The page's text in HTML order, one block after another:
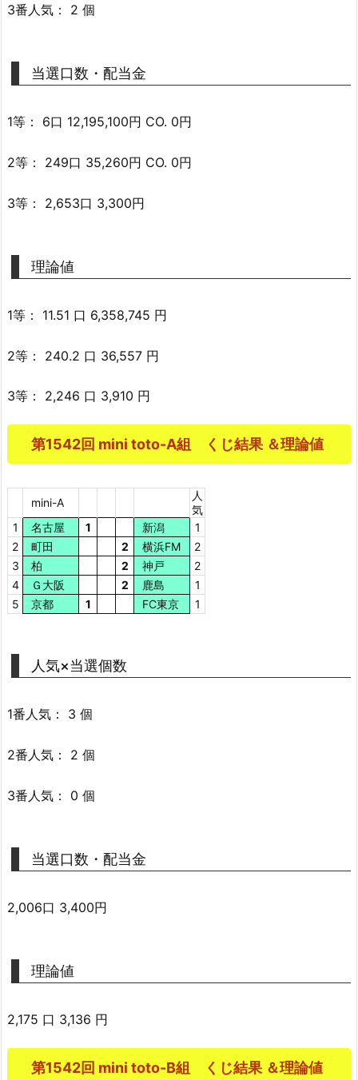
3番人気： 2 個
当選口数・配当金
1等： 6口 12,195,100円 CO. 0円
2等： 249口 35,260円 CO. 0円
3等： 2,653口 3,300円
理論値
1等： 11.51 口 6,358,745 円
2等： 240.2 口 36,557 円
3等： 2,246 口 3,910 円
第1542回 mini toto-A組 くじ結果 ＆理論値
mini-A
人
気
1
名古屋 1 新潟
1
2
町田 2 横浜FM
2
3
柏 2 神戸
2
4
Ｇ大阪 2 鹿島
1
5
京都 1 FC東京 1
人気×当選個数
1番人気： 3 個
2番人気： 2 個
3番人気： 0 個
当選口数・配当金
2,006口 3,400円
理論値
2,175 口 3,136 円
第1542回 mini toto-B組 くじ結果 ＆理論値